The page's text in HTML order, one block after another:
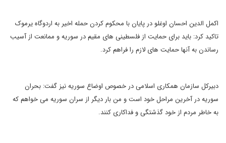
اکمل الدین احسان اوغلو در پایان با محکوم کردن حمله اخیر به اردوگاه یرموک
تاکید کرد: باید برای حمایت از فلسطینی های مقیم در سوریه و ممانعت از آسیب
رساندن به آنها حمایت های لازم را فراهم کرد.
دبیرکل سازمان همکاری اسلامی در خصوص اوضاع سوریه نیز گفت: بحران
سوریه در آخرین مراحل خود است و من بار دیگر از سران سوریه می خواهم که
به خاطر مردم از خود گذشتگی و فداکاری کنند.